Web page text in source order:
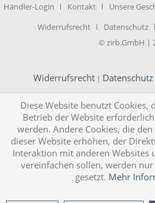
Händler-Login Kontakt Unsere
Widerrufsrecht
Datenschutz
© zirb.GmbH |
Widerrufsrecht | Datenschutz
Diese Website benutzt Cookies,
Betrieb der Website
werden. Andere Cookies, die
dieser Website erhöhen, der
Interaktion mit anderen Websites
vereinfachen sollen, werden
gesetzt. Mehr